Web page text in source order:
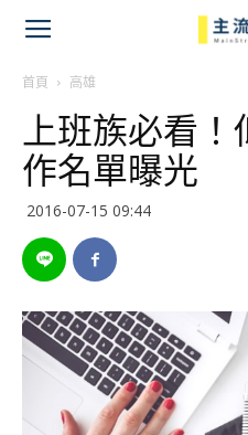
首頁 高雄
上班族必看
作名單曝光
2016-07-15 09:44